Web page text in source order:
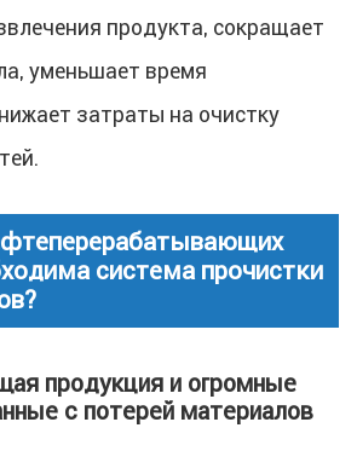
продукта, сокращает
уменьшает время
затраты на очистку
система прочистки
продукция и огромные
с потерей материалов